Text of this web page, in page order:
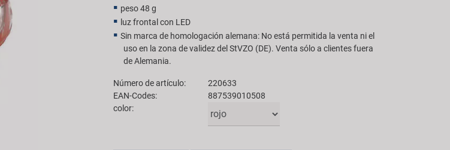
peso 48 g
luz frontal con LED
Sin marca de homologación alemana: No está permitida la venta ni el
uso en la zona de validez del StVZO (DE). Venta sólo a clientes fuera
de Alemania.
Número de artículo:
220633
EAN-Codes:
887539010508
color: